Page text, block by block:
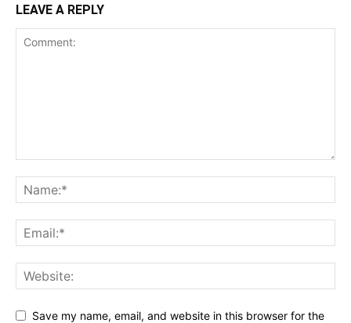
LEAVE A REPLY
Save my name, email, and website in this browser for the